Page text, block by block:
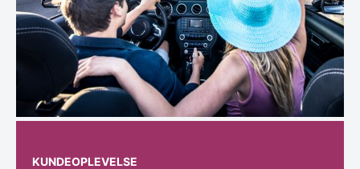
KUNDEOPLEVELSE